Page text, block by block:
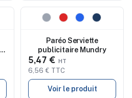
Nouveau
Paréo Serviette
publicitaire Mundry
5,47 €
6,56 € TTC
Voir le produit